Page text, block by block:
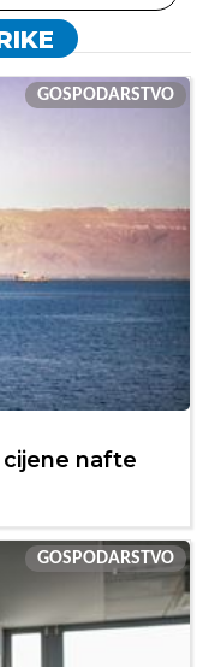
GOSPODARSTVO
cijene nafte
GOSPODARSTVO